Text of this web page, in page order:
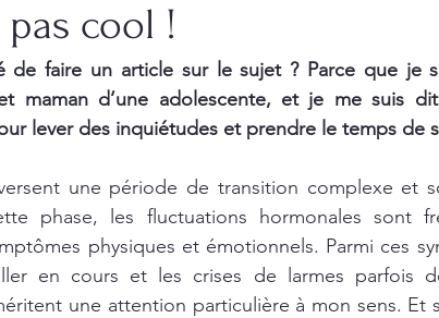
cool !
de faire un article sur le sujet ? Parce que je
maman d’une adolescente, et je me suis dit
lever des inquiétudes et prendre le temps de
une période de transition complexe et
phase, les fluctuations hormonales sont
physiques et émotionnels. Parmi ces
en cours et les crises de larmes parfois
une attention particulière à mon sens. Et